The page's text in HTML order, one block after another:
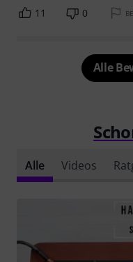
11 0
Alle
Alle Videos